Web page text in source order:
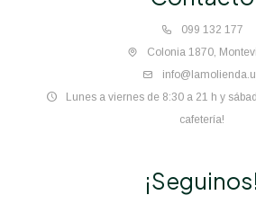
099 132 177
Colonia 1870,
Lunes a viernes de 8:30 a 21 h y
cafetería!
¡Seguinos!